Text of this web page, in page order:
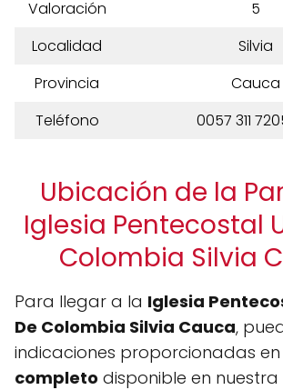
Valoración
5
Localidad
Silvia
Provincia
Cauca
Teléfono
0057 311
Ubicación de la
Iglesia Pentecostal
Colombia Silvia
Para llegar a la Iglesia
De Colombia Silvia Cauca,
indicaciones proporcionadas en
completo disponible en